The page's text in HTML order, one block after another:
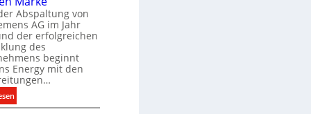
Abspaltung von
AG im Jahr
der erfolgreichen
des
beginnt
Energy mit den
:
S